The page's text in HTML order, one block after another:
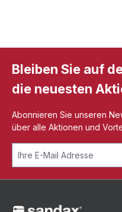
Bleiben Sie auf
die neuesten
Abonnieren Sie unseren
über alle Aktionen und